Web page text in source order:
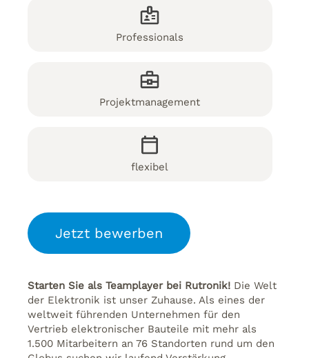
Professionals
Projektmanagement
flexibel
Jetzt bewerben
Starten Sie als Teamplayer bei Rutronik! Die Welt
der Elektronik ist unser Zuhause. Als eines der
weltweit führenden Unternehmen für den
Vertrieb elektronischer Bauteile mit mehr als
1.500 Mitarbeitern an 76 Standorten rund um den